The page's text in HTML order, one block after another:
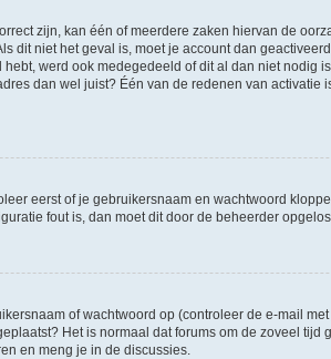
zijn, kan één of meerdere zaken hiervan de
dit niet het geval is, moet je account dan
werd ook medegedeeld of dit al dan niet
dan wel juist? Één van de redenen van activatie
eerst of je gebruikersnaam en wachtwoord
fout is, dan moet dit door de beheerder
of wachtwoord op (controleer de e-mail
Het is normaal dat forums om de zoveel
en meng je in de discussies.